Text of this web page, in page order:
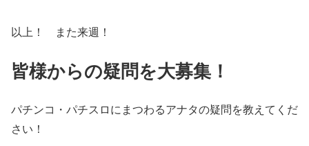
以上！ また来週！
皆様からの疑問を大募集！
パチンコ・パチスロにまつわるアナタの疑問を教えてくだ
さい！